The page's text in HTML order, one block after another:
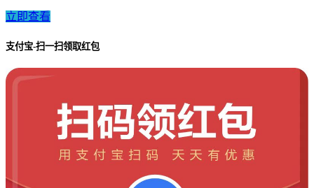
立即查看
支付宝-扫一扫领取红包